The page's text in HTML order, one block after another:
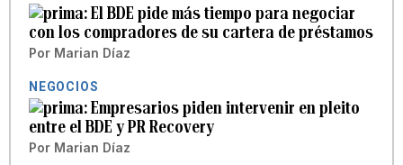
El BDE pide más tiempo para negociar
con los compradores de su cartera de préstamos
Por Marian Díaz
NEGOCIOS
Empresarios piden intervenir en pleito
entre el BDE y PR Recovery
Por Marian Díaz